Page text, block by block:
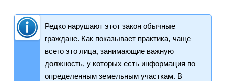
Редко нарушают этот закон обычные
граждане. Как показывает практика, чаще
всего это лица, занимающие важную
должность, у которых есть информация по
определенным земельным участкам. В